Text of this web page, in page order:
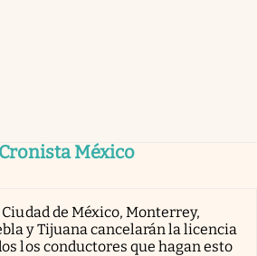
México
de México, Monterrey,
y Tijuana cancelarán la licencia
los conductores que hagan esto